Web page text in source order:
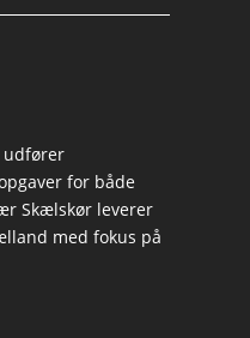
udfører
for både
Skælskør leverer
med fokus på